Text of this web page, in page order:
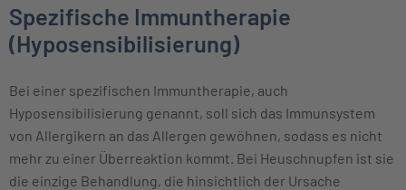
Spezifische Immuntherapie
(Hyposensibilisierung)
Bei einer spezifischen Immuntherapie, auch
Hyposensibilisierung genannt, soll sich das Immunsystem
von Allergikern an das Allergen gewöhnen, sodass es nicht
mehr zu einer Überreaktion kommt. Bei Heuschnupfen ist sie
die einzige Behandlung, die hinsichtlich der Ursache